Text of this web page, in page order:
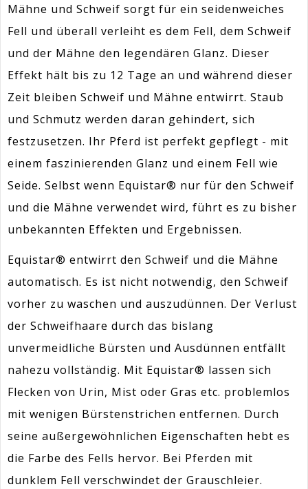
Mähne und Schweif sorgt für ein seidenweiches
Fell und überall verleiht es dem Fell, dem Schweif
und der Mähne den legendären Glanz. Dieser
Effekt hält bis zu 12 Tage an und während dieser
Zeit bleiben Schweif und Mähne entwirrt. Staub
und Schmutz werden daran gehindert, sich
festzusetzen. Ihr Pferd ist perfekt gepflegt - mit
einem faszinierenden Glanz und einem Fell wie
Seide. Selbst wenn Equistar® nur für den Schweif
und die Mähne verwendet wird, führt es zu bisher
unbekannten Effekten und Ergebnissen.
Equistar® entwirrt den Schweif und die Mähne
automatisch. Es ist nicht notwendig, den Schweif
vorher zu waschen und auszudünnen. Der Verlust
der Schweifhaare durch das bislang
unvermeidliche Bürsten und Ausdünnen entfällt
nahezu vollständig. Mit Equistar® lassen sich
Flecken von Urin, Mist oder Gras etc. problemlos
mit wenigen Bürstenstrichen entfernen. Durch
seine außergewöhnlichen Eigenschaften hebt es
die Farbe des Fells hervor. Bei Pferden mit
dunklem Fell verschwindet der Grauschleier.